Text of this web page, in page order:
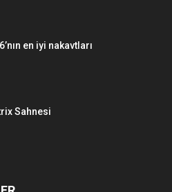
en iyi nakavtları
Sahnesi